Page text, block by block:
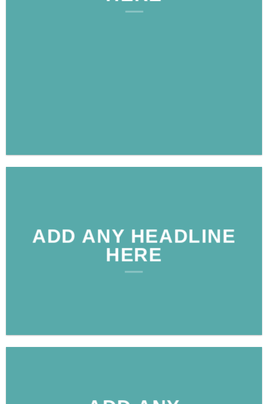
ADD ANY HEADLINE
HERE